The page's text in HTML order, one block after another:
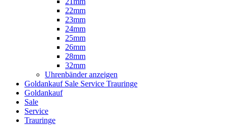
22mm
23mm
24mm
25mm
26mm
28mm
32mm
Uhrenbänder anzeigen
Goldankauf Sale Service Trauringe
Goldankauf
Sale
Service
Trauringe